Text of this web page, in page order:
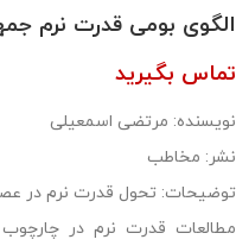
الگوی بومی‌ قدرت نرم
تماس بگیرید
نویسنده: مرتضی اسمعیلی
نشر: مخاطب
توضیحات: تحول قدرت نرم در
مطالعات قدرت نرم در چارچوب